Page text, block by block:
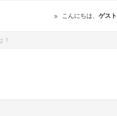
こんにちは、 ゲスト
？